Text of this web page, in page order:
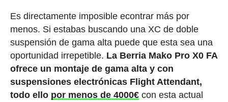
Es directamente imposible econtrar más por
menos. Si estabas buscando una XC de doble
suspensión de gama alta puede que esta sea una
oportunidad irrepetible. La Berria Mako Pro X0 FA
ofrece un montaje de gama alta y con
suspensiones electrónicas Flight Attendant,
todo ello por menos de 4000€ con esta actual